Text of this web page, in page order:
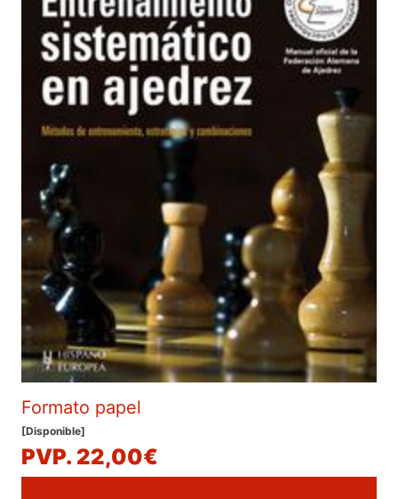
Formato papel
[Disponible]
PVP. 22,00€